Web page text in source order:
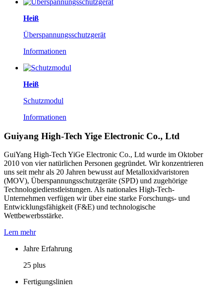
Heiß
Überspannungsschutzgerät
Informationen
Heiß
Schutzmodul
Informationen
Guiyang High-Tech Yige Electronic Co., Ltd
GuiYang High-Tech YiGe Electronic Co., Ltd wurde im Oktober
2010 von vier natürlichen Personen gegründet. Wir konzentrieren
uns seit mehr als 20 Jahren bewusst auf Metalloxidvaristoren
(MOV), Überspannungsschutzgeräte (SPD) und zugehörige
Technologiedienstleistungen. Als nationales High-Tech-
Unternehmen verfügen wir über eine starke Forschungs- und
Entwicklungsfähigkeit (F&E) und technologische
Wettbewerbsstärke.
Lern mehr
Jahre Erfahrung
25 plus
Fertigungslinien